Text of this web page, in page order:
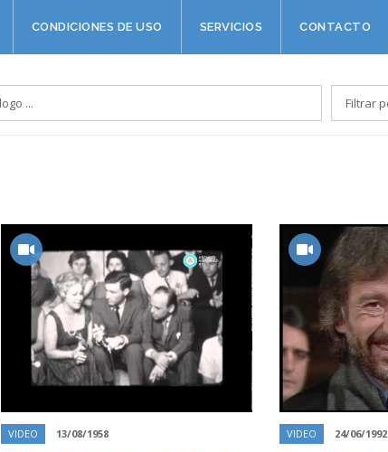
CONDICIONES DE USO SERVICIOS CONTACTO
VIDEO 13/08/1958 VIDEO 24/06/1992